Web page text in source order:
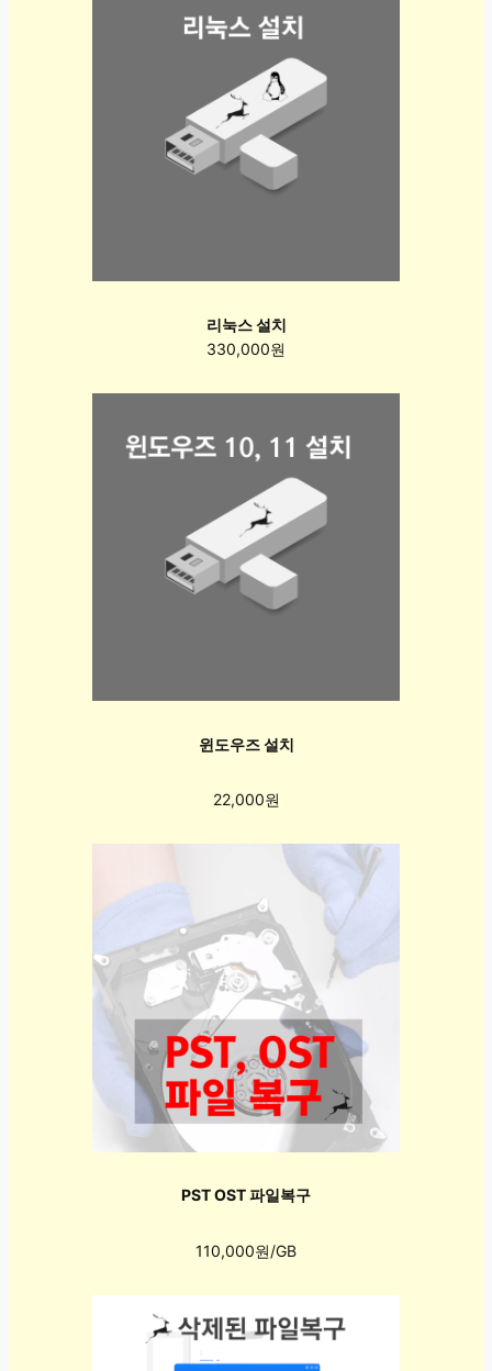
리눅스 설치
330,000원
윈도우즈 설치
22,000원
PST OST 파일복구
110,000원/GB